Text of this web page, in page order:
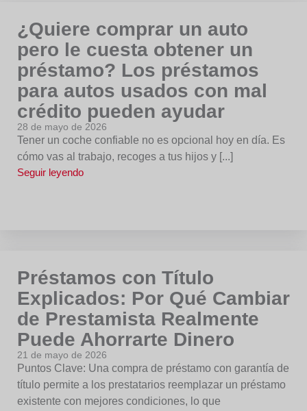
¿Quiere comprar un auto
pero le cuesta obtener un
préstamo? Los préstamos
para autos usados con mal
crédito pueden ayudar
28 de mayo de 2026
Tener un coche confiable no es opcional hoy en día. Es
cómo vas al trabajo, recoges a tus hijos y [...]
Seguir leyendo
Préstamos con Título
Explicados: Por Qué Cambiar
de Prestamista Realmente
Puede Ahorrarte Dinero
21 de mayo de 2026
Puntos Clave: Una compra de préstamo con garantía de
título permite a los prestatarios reemplazar un préstamo
existente con mejores condiciones, lo que